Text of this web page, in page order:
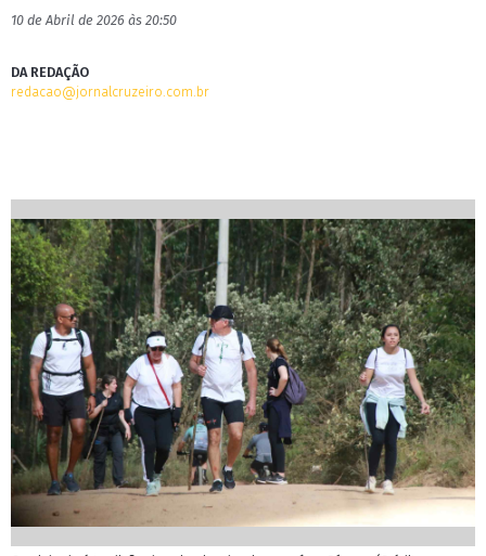
10 de Abril de 2026 às 20:50
DA REDAÇÃO
redacao@jornalcruzeiro.com.br